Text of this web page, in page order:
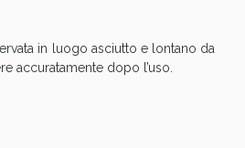
in luogo asciutto e lontano da
accuratamente dopo l’uso.